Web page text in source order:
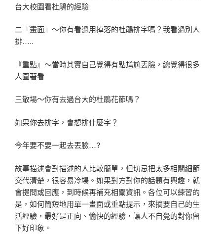
台大校園看杜鵑的經驗
二『畫面』～你有看過用掉落的杜鵑排字嗎？我看過別人
排…..
『重點』～當時其實自己覺得有點尷尬丟臉，總覺得很多
人圍著看
三散場～你有去過台大的杜鵑花節嗎？
如果你去排字，會想排什麼字？
今年要不要一起去丟臉…?
故事描述會對描述的人比較簡單，但切忌把太多相關細節
交代清楚，很容易冷場。如果對方對你的話題有興趣，就
會提問或回應，到時候再補充相關資訊。各位可以練習的
是，如何簡短地用單一畫面或重點提示，來摘要自己的生
活經驗，最好是正向、愉快的經驗，讓人不自覺的對你留
下好印象。